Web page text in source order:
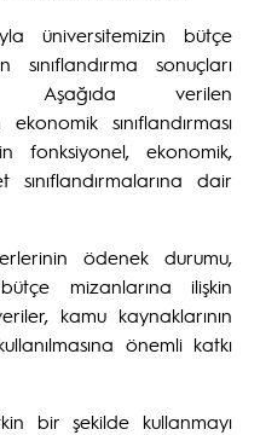
üniversitemizin bütçe
sonuçları
Aşağıda verilen
sınıflandırması
fonksiyonel, ekonomik,
dair
ödenek durumu,
mizanlarına ilişkin
kamu kaynaklarının
önemli katkı
bir şekilde kullanmayı